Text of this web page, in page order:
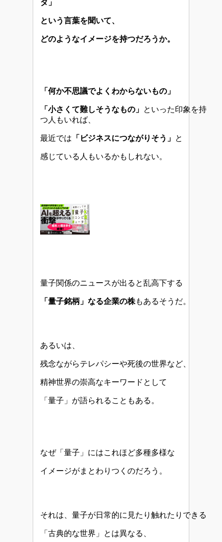
タ」
という言葉を聞いて、
どのようなイメージを持つだろうか。
「何か不思議でよくわからないもの」
「小さくて難しそうなもの」 といった印象を持
つ人もいれば、
最近では 「ビジネスにつながりそう」 と
感じている人もいるかもしれない。
量子関係のニュースが出ると乱高下する
「量子銘柄」なる企業の株もあるそうだ。
あるいは、
残念ながらテレパシーや死後の世界など、
精神世界の崇高なキーワードとして
「量子」が語られることもある。
なぜ「量子」にはこれほど多種多様な
イメージがまとわりつくのだろう。
それは、量子が日常的に見たり触れたりできる
「古典的な世界」とは異なる、